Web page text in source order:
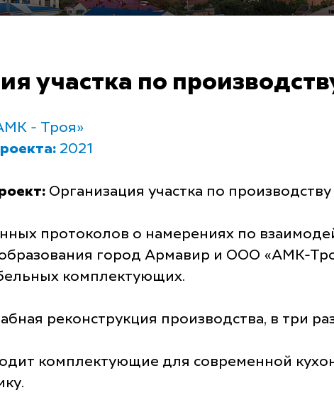
участка по
- Троя»
2021
Организация участка по
протоколов о намерениях по
город Армавир и ООО «АМК-
комплектующих.
реконструкция производства, в три
комплектующие для современной